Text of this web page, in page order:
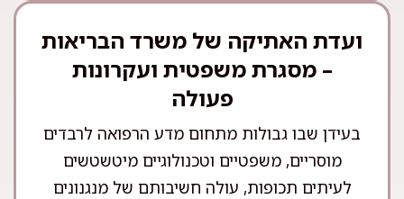
ועדת האתיקה של משרד הבריאות
– מסגרת משפטית ועקרונות
פעולה
בעידן שבו גבולות מתחום מדע הרפואה לרבדים
מוסריים, משפטיים וטכנולוגיים מיטשטשים
לעיתים תכופות, עולה חשיבותם של מנגנונים